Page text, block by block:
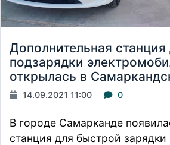
Дополнительная
подзарядки
открылась в
14.09.2021 11:00 0
В городе Самарканде
станция для быстрой зарядки